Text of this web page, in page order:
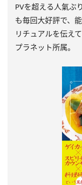
PVを超える人氣ぶ
も毎回大好評で、
リチュアルを伝え
プラネット所属。